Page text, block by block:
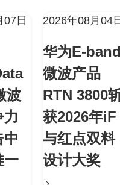
07日
波
力
中
一
2026年08月04
华为E-
微波产品
RTN 3800
获2026年iF
与红点双料
设计大奖